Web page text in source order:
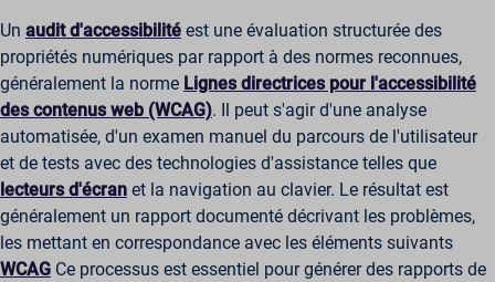
Un audit d'accessibilité est une évaluation structurée des
propriétés numériques par rapport à des normes reconnues,
généralement la norme Lignes directrices pour l'accessibilité
des contenus web (WCAG). Il peut s'agir d'une analyse
automatisée, d'un examen manuel du parcours de l'utilisateur
et de tests avec des technologies d'assistance telles que
lecteurs d'écran et la navigation au clavier. Le résultat est
généralement un rapport documenté décrivant les problèmes,
les mettant en correspondance avec les éléments suivants
WCAG Ce processus est essentiel pour générer des rapports de